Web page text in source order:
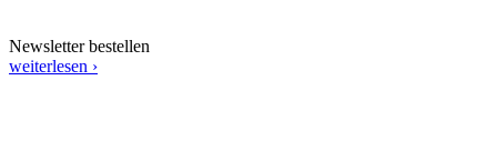
Newsletter bestellen
weiterlesen ›